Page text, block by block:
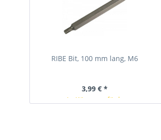
RIBE Bit, 100 mm lang, M6
3,99 € *
In Kürze verfügbar